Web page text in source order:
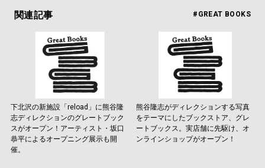
関連記事 #GREAT BOOKS
下北沢の新施設「reload」に熊谷隆
志ディレクションのグレートブック
スがオープン！アーティスト・坂口
恭平によるオープニング展示も開
催。
熊谷隆志がディレクションする写真
をテーマにしたブックストア、グレ
ートブックス。実店舗に先駆け、オ
ンラインショップがオープン！